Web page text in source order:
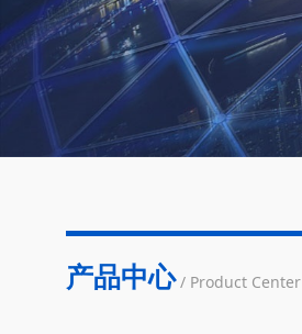
产品中心 / Product Center